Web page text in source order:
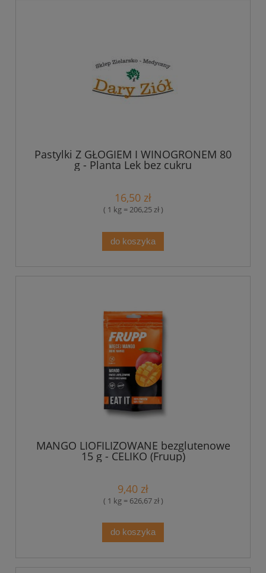
Pastylki Z GŁOGIEM I WINOGRONEM 80
g - Planta Lek bez cukru
16,50 zł
( 1 kg = 206,25 zł )
do koszyka
MANGO LIOFILIZOWANE bezglutenowe
15 g - CELIKO (Fruup)
9,40 zł
( 1 kg = 626,67 zł )
do koszyka